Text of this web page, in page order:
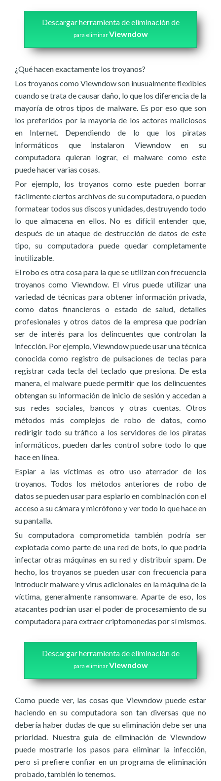
Descargar herramienta de eliminación de
para eliminarViewndow
¿Qué hacen exactamente los troyanos?
Los troyanos como Viewndow son inusualmente flexibles
cuando se trata de causar daño, lo que los diferencia de la
mayoría de otros tipos de malware. Es por eso que son
los preferidos por la mayoría de los actores maliciosos
en Internet. Dependiendo de lo que los piratas
informáticos que instalaron Viewndow en su
computadora quieran lograr, el malware como este
puede hacer varias cosas.
Por ejemplo, los troyanos como este pueden borrar
fácilmente ciertos archivos de su computadora, o pueden
formatear todos sus discos y unidades, destruyendo todo
lo que almacena en ellos. No es difícil entender que,
después de un ataque de destrucción de datos de este
tipo, su computadora puede quedar completamente
inutilizable.
El robo es otra cosa para la que se utilizan con frecuencia
troyanos como Viewndow. El virus puede utilizar una
variedad de técnicas para obtener información privada,
como datos financieros o estado de salud, detalles
profesionales y otros datos de la empresa que podrían
ser de interés para los delincuentes que controlan la
infección. Por ejemplo, Viewndow puede usar una técnica
conocida como registro de pulsaciones de teclas para
registrar cada tecla del teclado que presiona. De esta
manera, el malware puede permitir que los delincuentes
obtengan su información de inicio de sesión y accedan a
sus redes sociales, bancos y otras cuentas. Otros
métodos más complejos de robo de datos, como
redirigir todo su tráfico a los servidores de los piratas
informáticos, pueden darles control sobre todo lo que
hace en línea.
Espiar a las víctimas es otro uso aterrador de los
troyanos. Todos los métodos anteriores de robo de
datos se pueden usar para espiarlo en combinación con el
acceso a su cámara y micrófono y ver todo lo que hace en
su pantalla.
Su computadora comprometida también podría ser
explotada como parte de una red de bots, lo que podría
infectar otras máquinas en su red y distribuir spam. De
hecho, los troyanos se pueden usar con frecuencia para
introducir malware y virus adicionales en la máquina de la
víctima, generalmente ransomware. Aparte de eso, los
atacantes podrían usar el poder de procesamiento de su
computadora para extraer criptomonedas por sí mismos.
Descargar herramienta de eliminación de
para eliminarViewndow
Como puede ver, las cosas que Viewndow puede estar
haciendo en su computadora son tan diversas que no
debería haber dudas de que su eliminación debe ser una
prioridad. Nuestra guía de eliminación de Viewndow
puede mostrarle los pasos para eliminar la infección,
pero si prefiere confiar en un programa de eliminación
probado, también lo tenemos.